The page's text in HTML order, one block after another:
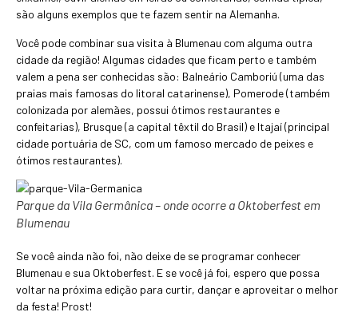
são alguns exemplos que te fazem sentir na Alemanha.
Você pode combinar sua visita à Blumenau com alguma outra
cidade da região! Algumas cidades que ficam perto e também
valem a pena ser conhecidas são: Balneário Camboriú (uma das
praias mais famosas do litoral catarinense), Pomerode (também
colonizada por alemães, possui ótimos restaurantes e
confeitarias), Brusque (a capital têxtil do Brasil) e Itajaí (principal
cidade portuária de SC, com um famoso mercado de peixes e
ótimos restaurantes).
Parque da Vila Germânica – onde ocorre a Oktoberfest em
Blumenau
Se você ainda não foi, não deixe de se programar conhecer
Blumenau e sua Oktoberfest. E se você já foi, espero que possa
voltar na próxima edição para curtir, dançar e aproveitar o melhor
da festa! Prost!